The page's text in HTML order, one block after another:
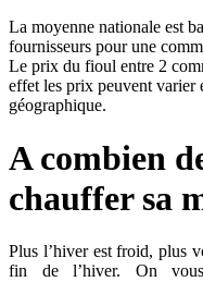
La moyenne nationale est
fournisseurs pour une
Le prix du fioul entre 2
effet les prix peuvent varier
géographique.
A combien
chauffer sa
Plus l’hiver est froid, plus
fin de l’hiver. On